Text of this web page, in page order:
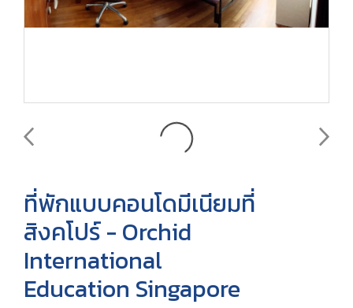
ที่พักแบบคอนโดมีเนียมที่
สิงคโปร์ - Orchid
International
Education Singapore